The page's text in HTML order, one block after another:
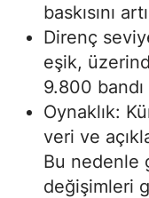
baskısını
Direnç
eşik,
9.800
Oynaklık:
veri ve
Bu nedenle
değişimleri